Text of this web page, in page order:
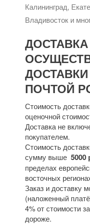
Калининград,
Владивосток и
ПОЧТОЙ
Стоимость
оценочной
Доставка не
покупателем.
Стоимость
сумму выше 5000
пределах
восточных
Заказ и доставку
(наложенный
4% от стоимости
дороже.